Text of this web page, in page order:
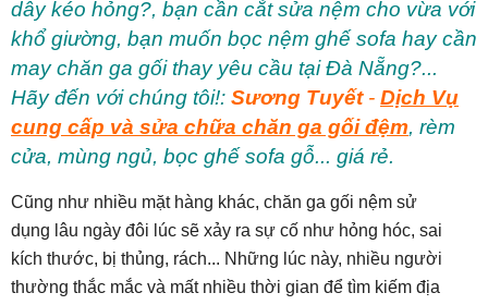
dây kéo hỏng?, bạn cần cắt sửa nệm cho vừa với
khổ giường, bạn muốn bọc nệm ghế sofa hay cần
may chăn ga gối thay yêu cầu tại Đà Nẵng?...
Hãy đến với chúng tôi!: Sương Tuyết - Dịch Vụ
cung cấp và sửa chữa chăn ga gối đệm, rèm
cửa, mùng ngủ, bọc ghế sofa gỗ... giá rẻ.
Cũng như nhiều mặt hàng khác, chăn ga gối nệm sử
dụng lâu ngày đôi lúc sẽ xảy ra sự cố như hỏng hóc, sai
kích thước, bị thủng, rách... Những lúc này, nhiều người
thường thắc mắc và mất nhiều thời gian để tìm kiếm địa